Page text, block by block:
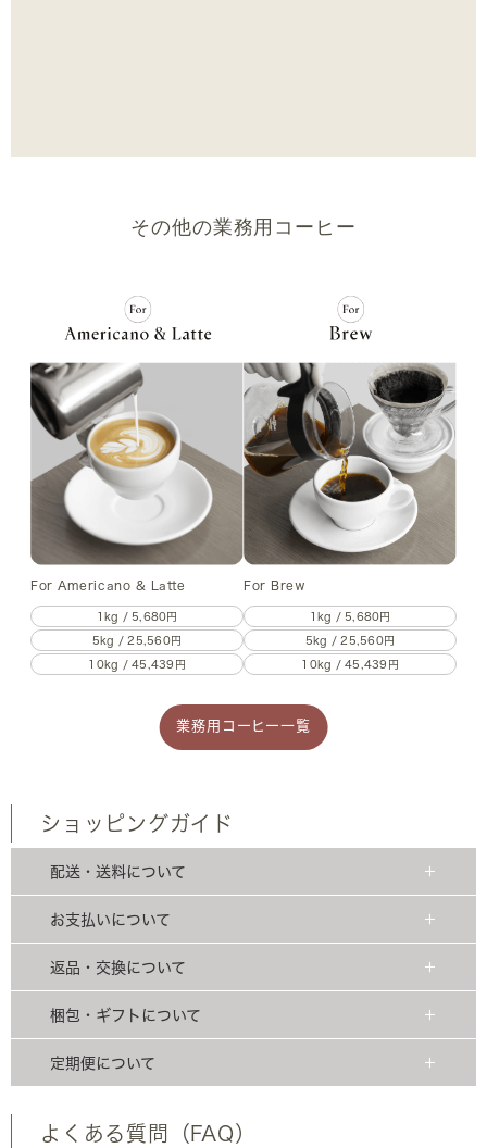
その他の業務用コーヒー
For Americano & Latte
1kg / 5,680円
5kg / 25,560円
10kg / 45,439円
For Brew
1kg / 5,680円
5kg / 25,560円
10kg / 45,439円
業務用コーヒー一覧
ショッピングガイド
配送・送料について
お支払いについて
返品・交換について
梱包・ギフトについて
定期便について
よくある質問（FAQ）